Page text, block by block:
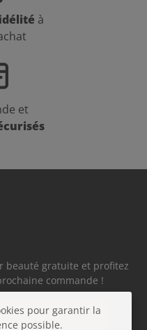
à
et
beauté gratuite et profitez
commande !
pour garantir la
possible.